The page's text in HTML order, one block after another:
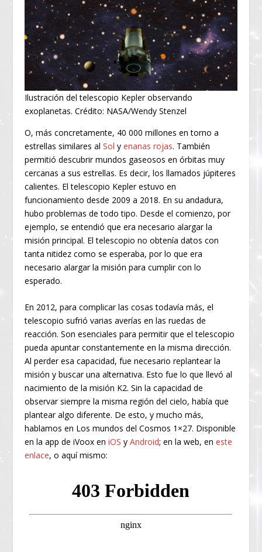
Ilustración del telescopio Kepler observando
exoplanetas. Crédito: NASA/Wendy Stenzel
O, más concretamente, 40 000 millones en torno a
estrellas similares alSol yenanas rojas. También
permitió descubrir mundos gaseosos en órbitas muy
cercanas a sus estrellas. Es decir, los llamados júpiteres
calientes. El telescopio Kepler estuvo en
funcionamiento desde 2009 a 2018. En su andadura,
hubo problemas de todo tipo. Desde el comienzo, por
ejemplo, se entendió que era necesario alargar la
misión principal. El telescopio no obtenía datos con
tanta nitidez como se esperaba, por lo que era
necesario alargar la misión para cumplir con lo
esperado.
En 2012, para complicar las cosas todavía más, el
telescopio sufrió varias averías en las ruedas de
reacción. Son esenciales para permitir que el telescopio
pueda apuntar constantemente en la misma dirección.
Al perder esa capacidad, fue necesario replantear la
misión y buscar una alternativa. Esto fue lo que llevó al
nacimiento de la misión K2. Sin la capacidad de
observar siempre la misma región del cielo, había que
plantear algo diferente. De esto, y mucho más,
hablamos en Los mundos del Cosmos 1×27. Disponible
en la app de iVoox eniOS yAndroid; en la web, eneste
enlace, o aquí mismo: